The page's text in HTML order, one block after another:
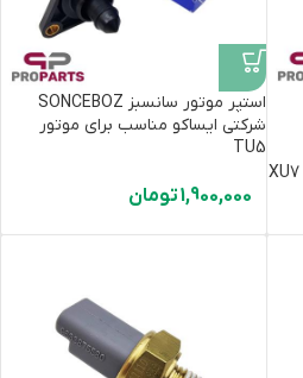
استپر موتور سانسبز SONCEBOZ
شرکتی ایساکو مناسب برای موتور
TU5
1,900,000تومان